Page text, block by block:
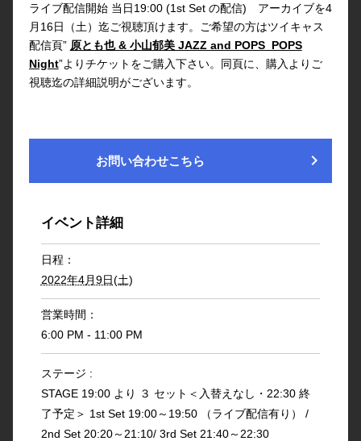
ライブ配信開始 当日19:00 (1st Set の配信) アーカイブを4
月16日（土）迄ご視聴頂けます。ご希望の方はツイキャス
配信頁” 原とも也 & 小山郁美 JAZZ and POPS POPS
Night”よりチケットをご購入下さい。同頁に、購入よりご
視聴迄の詳細説明がございます。
お問い合わせこちら chevron_right
イベント詳細
日程：
2022年4月9日(土)
営業時間：
6:00 PM - 11:00 PM
ステージ :
STAGE 19:00 より ３ セット＜入替えなし・22:30 終
了予定＞ 1st Set 19:00～19:50 （ライブ配信有り） /
2nd Set 20:20～21:10/ 3rd Set 21:40～22:30